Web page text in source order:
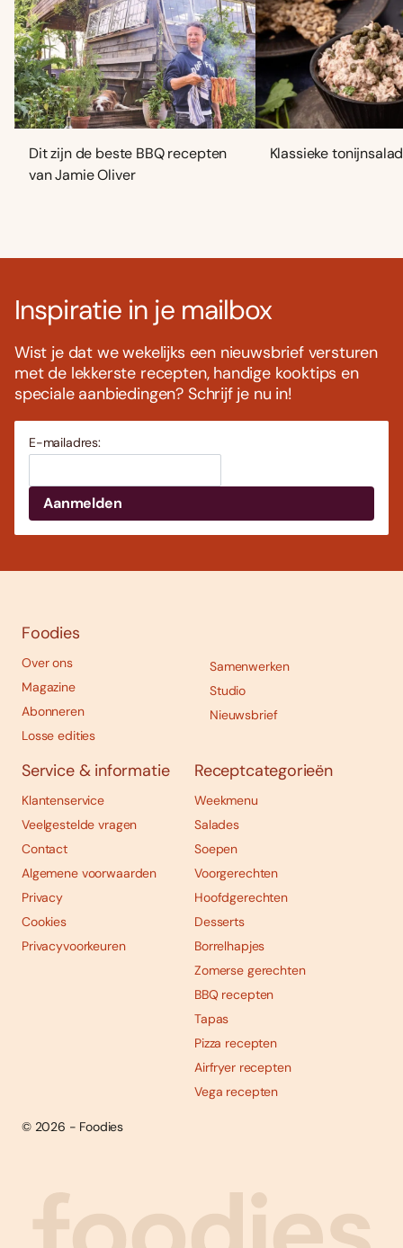
Abonneren
Dit zijn de beste BBQ recepten
van Jamie Oliver
Klassieke
Inspiratie in je mailbox
Wist je dat we wekelijks een nieuwsbrief versturen
met de lekkerste recepten, handige kooktips en
speciale aanbiedingen? Schrijf je nu in!
E-mailadres:
Foodies
Over ons
Magazine
Abonneren
Losse edities
Samenwerken
Studio
Nieuwsbrief
Service & informatie
Klantenservice
Veelgestelde vragen
Contact
Algemene voorwaarden
Privacy
Cookies
Privacyvoorkeuren
Receptcategorieën
Weekmenu
Salades
Soepen
Voorgerechten
Hoofdgerechten
Desserts
Borrelhapjes
Zomerse gerechten
BBQ recepten
Tapas
Pizza recepten
Airfryer recepten
Vega recepten
© 2026 - Foodies